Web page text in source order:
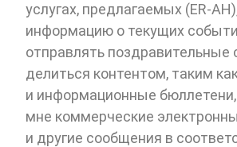
услугах, предлагаемых (ER-
информацию о текущих
отправлять поздравительные
делиться контентом, таким
и информационные
мне коммерческие
и другие сообщения в